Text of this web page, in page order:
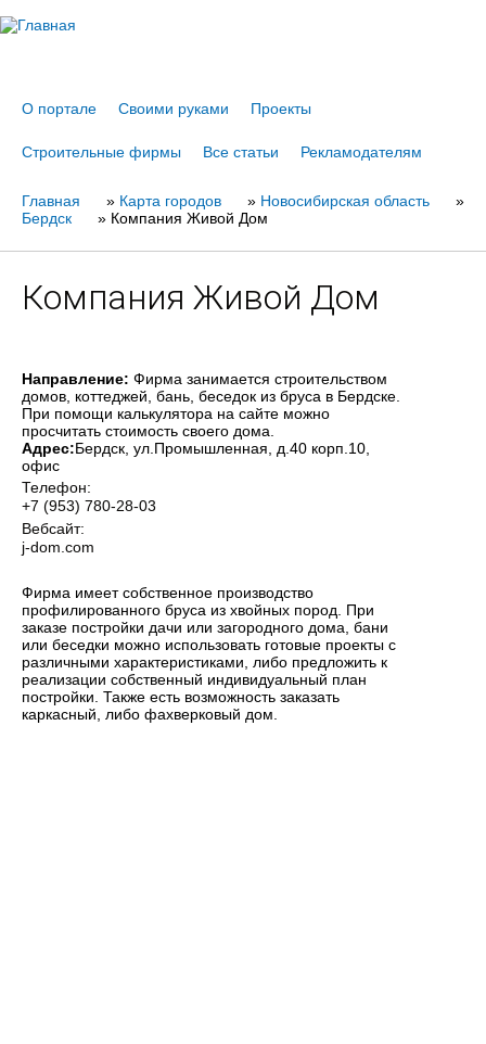
О портале Своими руками Проекты
Строительные фирмы Все статьи Рекламодателям
Вы
Главная » Карта городов » Новосибирская область
»
Бердск
» Компания Живой Дом
Компания Живой Дом
Направление: Фирма занимается строительством
домов, коттеджей, бань, беседок из бруса в Бердске.
При помощи калькулятора на сайте можно
просчитать стоимость своего дома.
Адрес:Бердск , ул.Промышленная, д.40 корп.10,
офис
Телефон:
+7 (953) 780-28-03
Вебсайт:
j-dom.com
Фирма имеет собственное производство
профилированного бруса из хвойных пород. При
заказе постройки дачи или загородного дома, бани
или беседки можно использовать готовые проекты с
различными характеристиками, либо предложить к
реализации собственный индивидуальный план
постройки. Также есть возможность заказать
каркасный, либо фахверковый дом.